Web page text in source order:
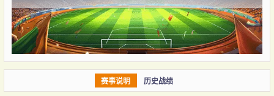
赛事说明 历史战绩